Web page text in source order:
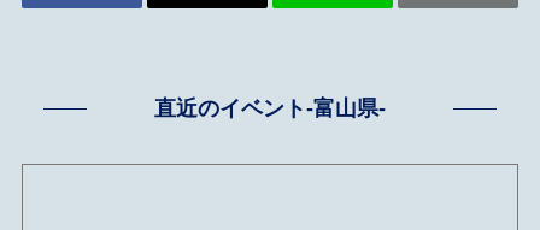
直近のイベント-富山県-